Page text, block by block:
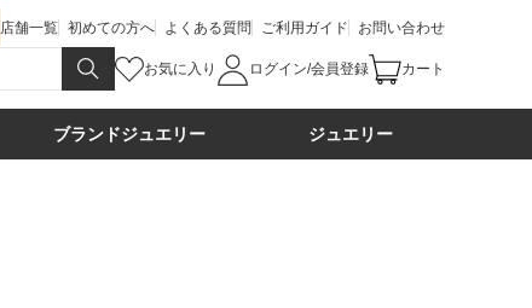
店舗一覧 初めての方へ よくある質問 ご利用ガイド お問い合わせ
お気に入り ログイン/会員登録 カート
ブランドジュエリー ジュエリー